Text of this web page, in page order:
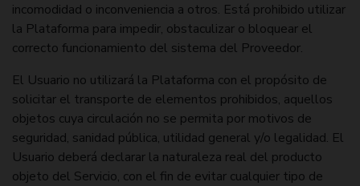
incomodidad o inconveniencia a otros. Está prohibido utilizar
la Plataforma para impedir, obstaculizar o bloquear el
correcto funcionamiento del sistema del Proveedor.
El Usuario no utilizará la Plataforma con el propósito de
solicitar el transporte de elementos prohibidos, aquellos
objetos cuya circulación no se permita por motivos de
seguridad, sanidad pública, utilidad general y/o legalidad. El
Usuario deberá declarar la naturaleza real del producto
objeto del Servicio, con el fin de evitar cualquier tipo de